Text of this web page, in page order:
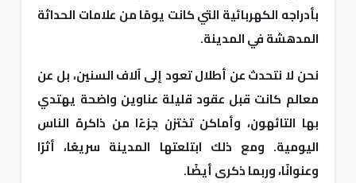
بأدراجه الكهربائية التي كانت يومًا من علامات الحداثة
المدهشة في المدينة.
نحن لا نتحدث عن أطلال تعود إلى آلاف السنين، بل عن
معالم كانت قبل عقود قليلة عناوين واضحة يهتدي
بها التائهون، وأماكن تختزن جزءًا من ذاكرة الناس
اليومية. ومع ذلك ابتلعتها المدينة سريعًا، أثرًا
وعنوانًا، وربما ذكرى أيضًا.